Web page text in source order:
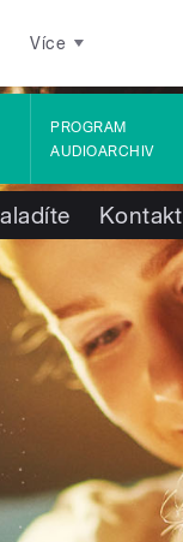
Více
PROGRAM
AUDIOARCHIV
Kontakt